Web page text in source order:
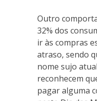
Outro
32% dos
ir às compras
atraso, sendo
nome sujo
reconhecem
pagar alguma